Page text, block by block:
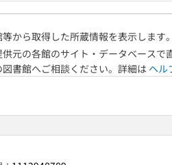
から取得した所蔵情報を表示します。
元の各館のサイト・データベース
書館へご相談ください。詳細は ヘル